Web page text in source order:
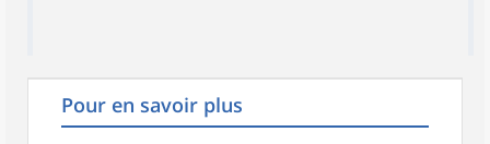
Pour en savoir plus